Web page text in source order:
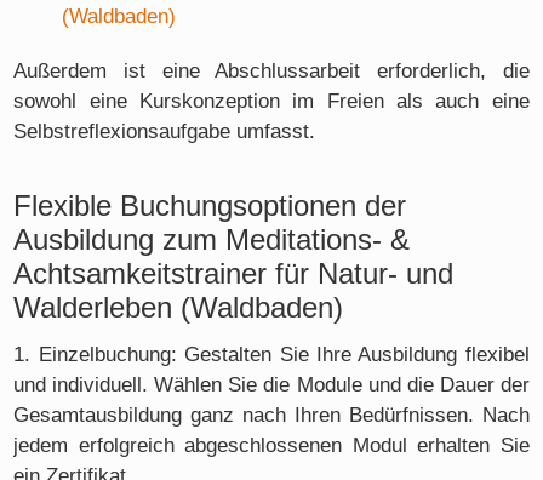
(Waldbaden)
Außerdem ist eine Abschlussarbeit erforderlich, die
sowohl eine Kurskonzeption im Freien als auch eine
Selbstreflexionsaufgabe umfasst.
Flexible Buchungsoptionen der
Ausbildung zum Meditations- &
Achtsamkeitstrainer für Natur- und
Walderleben (Waldbaden)
1. Einzelbuchung: Gestalten Sie Ihre Ausbildung flexibel
und individuell. Wählen Sie die Module und die Dauer der
Gesamtausbildung ganz nach Ihren Bedürfnissen. Nach
jedem erfolgreich abgeschlossenen Modul erhalten Sie